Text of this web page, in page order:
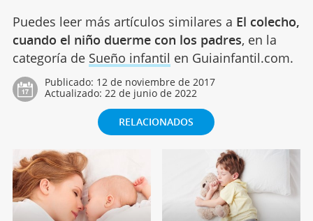
Puedes leer más artículos similares a El colecho,
cuando el niño duerme con los padres, en la
categoría de Sueño infantil en Guiainfantil.com.
Publicado: 12 de noviembre de 2017
Actualizado: 22 de junio de 2022
RELACIONADOS